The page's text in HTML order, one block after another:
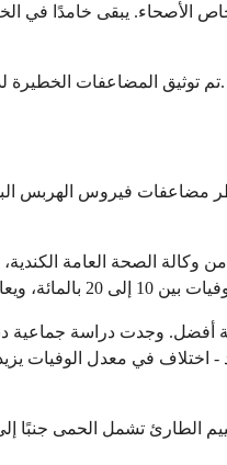
الأصحاء. يبقى خامدًا في
تم توثيق المضاعفات الخطيرة لدى البالغين الأصحاء في الأدبيات الطبية، لكنها غير شائعة حقًا وعادة ما تتضمن مجموعة مميزة من الظروف التي تستحق الفهم بشكل منفصل.
الطارئ تشمل الحمى جنبًا